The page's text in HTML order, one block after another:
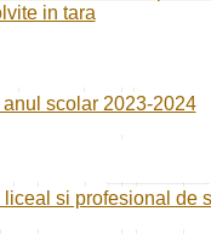
in tara
scolar 2023-2024
si profesional de